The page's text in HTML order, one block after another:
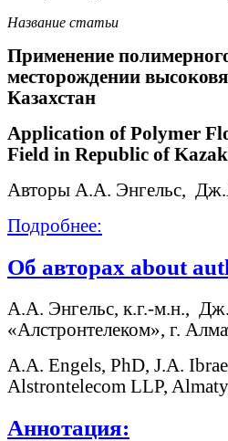
Название статьи
Применение
месторождении
Казахстан
Application of Polymer
Field in Republic of
Авторы А.А. Энгельс,
Подробнее:
Об авторах about
А.А. Энгельс, к.г.-м.н.,
«Алстронтелеком», г.
A.A. Engels, PhD, J.A.
Alstrontelecom LLP,
Аннотация: